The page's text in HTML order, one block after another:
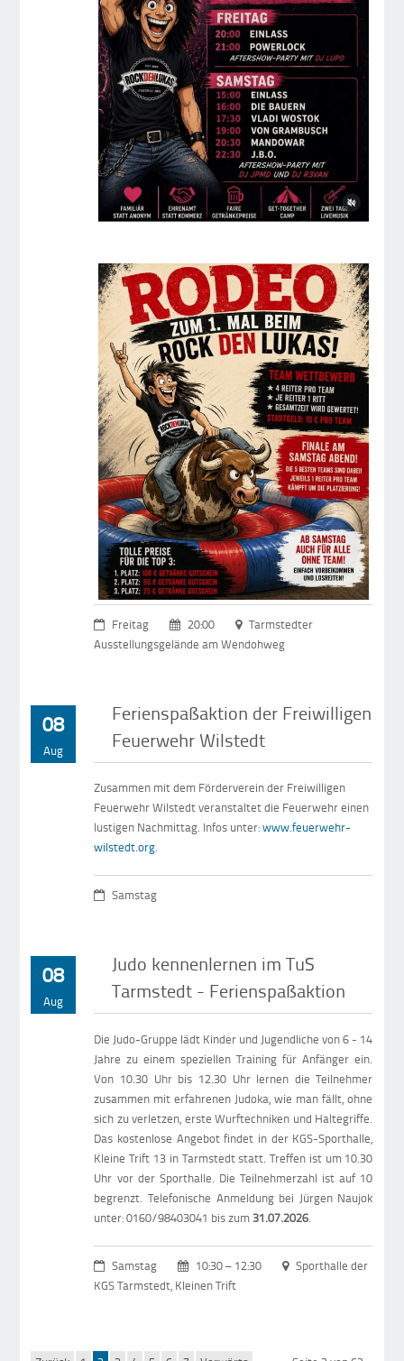
Freitag 20:00
Tarmstedter
Ausstellungsgelände am Wendohweg
08
Aug
Ferienspaßaktion der Freiwilligen
Feuerwehr Wilstedt
Zusammen mit dem Förderverein der Freiwilligen
Feuerwehr Wilstedt veranstaltet die Feuerwehr einen
lustigen Nachmittag. Infos unter:www.feuerwehr-
wilstedt.org.
Samstag
08
Aug
Judo kennenlernen im TuS
Tarmstedt - Ferienspaßaktion
Die Judo-Gruppe lädt Kinder und Jugendliche von 6 - 14
Jahre zu einem speziellen Training für Anfänger ein.
Von 10.30 Uhr bis 12.30 Uhr lernen die Teilnehmer
zusammen mit erfahrenen Judoka, wie man fällt, ohne
sich zu verletzen, erste Wurftechniken und Haltegriffe.
Das kostenlose Angebot findet in der KGS-Sporthalle,
Kleine Trift 13 in Tarmstedt statt. Treffen ist um 10.30
Uhr vor der Sporthalle. Die Teilnehmerzahl ist auf 10
begrenzt. Telefonische Anmeldung bei Jürgen Naujok
unter: 0160/98403041 bis zum31.07.2026.
Samstag 10:30 – 12:30
Sporthalle der
KGS Tarmstedt, Kleinen Trift